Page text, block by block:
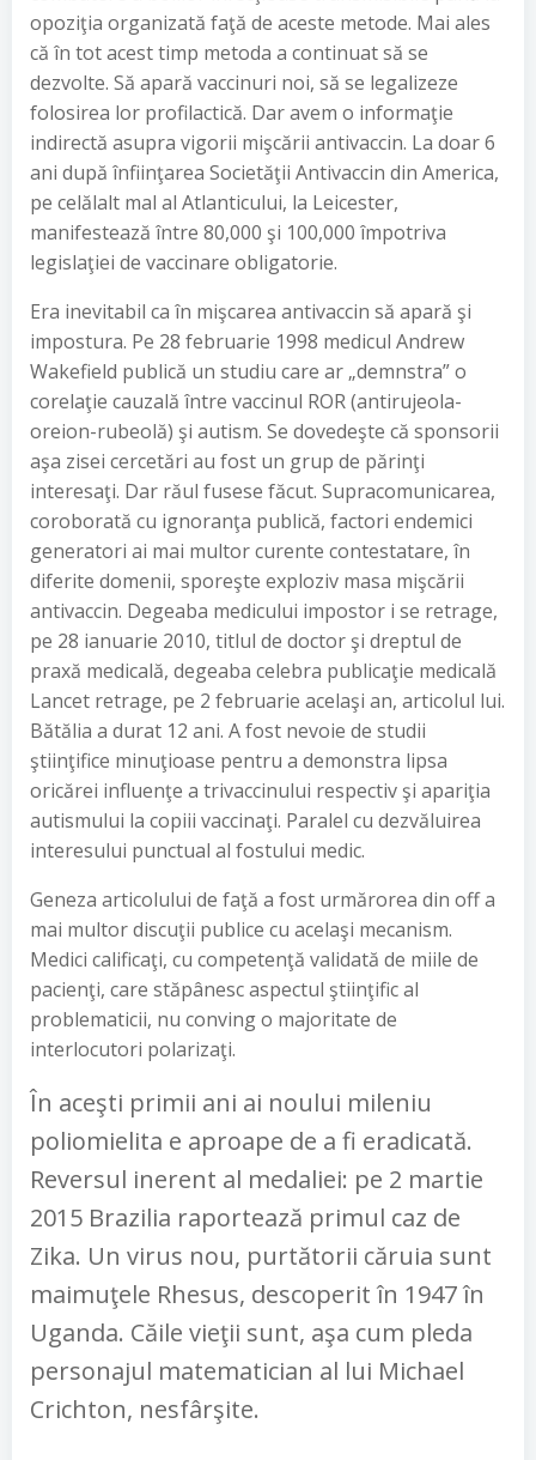
opoziţia organizată faţă de aceste metode. Mai ales
că în tot acest timp metoda a continuat să se
dezvolte. Să apară vaccinuri noi, să se legalizeze
folosirea lor profilactică. Dar avem o informaţie
indirectă asupra vigorii mişcării antivaccin. La doar 6
ani după înfiinţarea Societăţii Antivaccin din America,
pe celălalt mal al Atlanticului, la Leicester,
manifestează între 80,000 şi 100,000 împotriva
legislaţiei de vaccinare obligatorie.
Era inevitabil ca în mişcarea antivaccin să apară şi
impostura. Pe 28 februarie 1998 medicul Andrew
Wakefield publică un studiu care ar „demnstra” o
corelaţie cauzală între vaccinul ROR (antirujeola-
oreion-rubeolă) şi autism. Se dovedeşte că sponsorii
aşa zisei cercetări au fost un grup de părinţi
interesaţi. Dar răul fusese făcut. Supracomunicarea,
coroborată cu ignoranţa publică, factori endemici
generatori ai mai multor curente contestatare, în
diferite domenii, sporeşte exploziv masa mişcării
antivaccin. Degeaba medicului impostor i se retrage,
pe 28 ianuarie 2010, titlul de doctor şi dreptul de
praxă medicală, degeaba celebra publicaţie medicală
Lancet retrage, pe 2 februarie acelaşi an, articolul lui.
Bătălia a durat 12 ani. A fost nevoie de studii
ştiinţifice minuţioase pentru a demonstra lipsa
oricărei influenţe a trivaccinului respectiv şi apariţia
autismului la copiii vaccinaţi. Paralel cu dezvăluirea
interesului punctual al fostului medic.
Geneza articolului de faţă a fost urmărorea din off a
mai multor discuţii publice cu acelaşi mecanism.
Medici calificaţi, cu competenţă validată de miile de
pacienţi, care stăpânesc aspectul ştiinţific al
problematicii, nu conving o majoritate de
interlocutori polarizaţi.
În aceşti primii ani ai noului mileniu
poliomielita e aproape de a fi eradicată.
Reversul inerent al medaliei: pe 2 martie
2015 Brazilia raportează primul caz de
Zika. Un virus nou, purtătorii căruia sunt
maimuţele Rhesus, descoperit în 1947 în
Uganda. Căile vieţii sunt, aşa cum pleda
personajul matematician al lui Michael
Crichton, nesfârşite.